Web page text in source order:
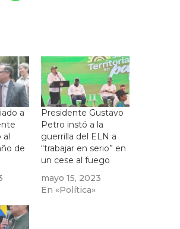
a
al
de
Presidente Gustavo
Petro instó a la
guerrilla del ELN a
“trabajar en serio” en
un cese al fuego
mayo 15, 2023
En «Política»